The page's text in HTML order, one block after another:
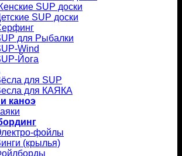
SUP доски
SUP доски
для Рыбалки
Wind
Йога
для SUP
для КАЯКА
каноэ
фойлы
(крылья)